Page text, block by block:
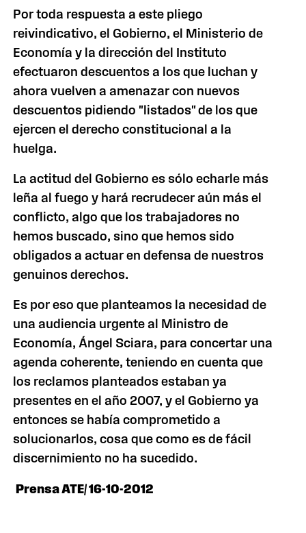
Por toda respuesta a este pliego
reivindicativo, el Gobierno, el Ministerio de
Economía y la dirección del Instituto
efectuaron descuentos a los que luchan y
ahora vuelven a amenazar con nuevos
descuentos pidiendo "listados" de los que
ejercen el derecho constitucional a la
huelga.
La actitud del Gobierno es sólo echarle más
leña al fuego y hará recrudecer aún más el
conflicto, algo que los trabajadores no
hemos buscado, sino que hemos sido
obligados a actuar en defensa de nuestros
genuinos derechos.
Es por eso que planteamos la necesidad de
una audiencia urgente al Ministro de
Economía, Ángel Sciara, para concertar una
agenda coherente, teniendo en cuenta que
los reclamos planteados estaban ya
presentes en el año 2007, y el Gobierno ya
entonces se había comprometido a
solucionarlos, cosa que como es de fácil
discernimiento no ha sucedido.
Prensa ATE/ 16-10-2012